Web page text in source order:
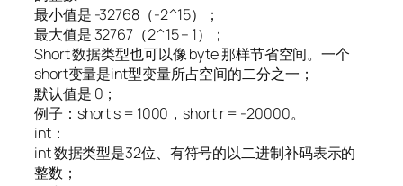
最小值是 -32768（-2^15）；
最大值是 32767（2^15 – 1）；
Short 数据类型也可以像 byte 那样节省空间。一个
short变量是int型变量所占空间的二分之一；
默认值是 0；
例子：short s = 1000，short r = -20000。
int：
int 数据类型是32位、有符号的以二进制补码表示的
整数；